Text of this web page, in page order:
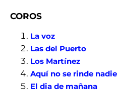
COROS
La voz
Las del Puerto
Los Martínez
Aquí no se rinde nadie
El dia de mañana